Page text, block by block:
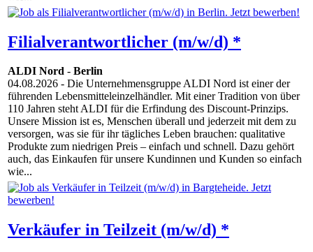
Filialverantwortlicher (m/w/d) *
ALDI Nord - Berlin
04.08.2026 - Die Unternehmensgruppe ALDI Nord ist einer der
führenden Lebensmitteleinzelhändler. Mit einer Tradition von über
110 Jahren steht ALDI für die Erfindung des Discount-Prinzips.
Unsere Mission ist es, Menschen überall und jederzeit mit dem zu
versorgen, was sie für ihr tägliches Leben brauchen: qualitative
Produkte zum niedrigen Preis – einfach und schnell. Dazu gehört
auch, das Einkaufen für unsere Kundinnen und Kunden so einfach
wie...
Verkäufer in Teilzeit (m/w/d) *